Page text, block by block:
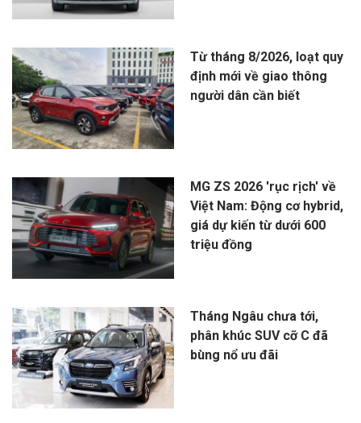
Từ tháng 8/2026, loạt quy
định mới về giao thông
người dân cần biết
MG ZS 2026 'rục rịch' về
Việt Nam: Động cơ hybrid,
giá dự kiến từ dưới 600
triệu đồng
Tháng Ngâu chưa tới,
phân khúc SUV cỡ C đã
bùng nổ ưu đãi